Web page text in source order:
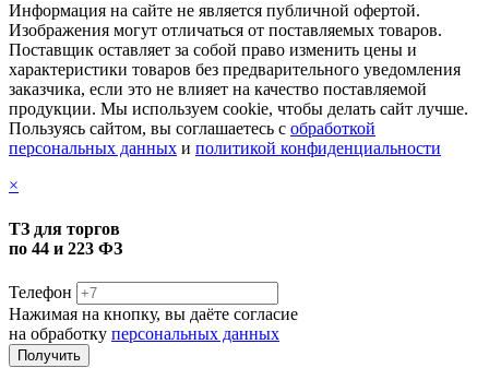
Информация на сайте не является публичной офертой.
Изображения могут отличаться от поставляемых товаров.
Поставщик оставляет за собой право изменить цены и
характеристики товаров без предварительного уведомления
заказчика, если это не влияет на качество поставляемой
продукции. Мы используем cookie, чтобы делать сайт лучше.
Пользуясь сайтом, вы соглашаетесь с обработкой
персональных данных и политикой конфиденциальности
×
ТЗ для торгов
по 44 и 223 ФЗ
Телефон
Нажимая на кнопку, вы даёте согласие
на обработку персональных данных